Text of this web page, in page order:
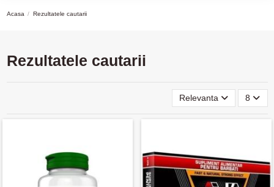
Acasa Rezultatele cautarii
Rezultatele cautarii
Relevanta 8